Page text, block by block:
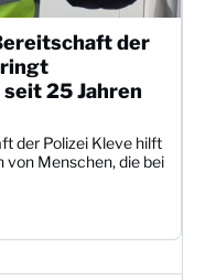
der
25 Jahren
der Polizei Kleve hilft
von Menschen, die bei